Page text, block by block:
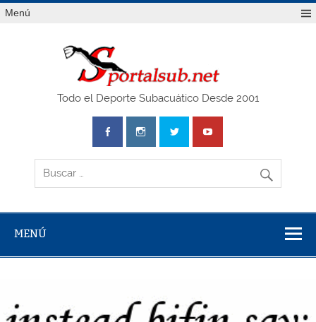
Saltar
alMenú
Todo el Deporte Subacuático Desde 2001
MENÚ